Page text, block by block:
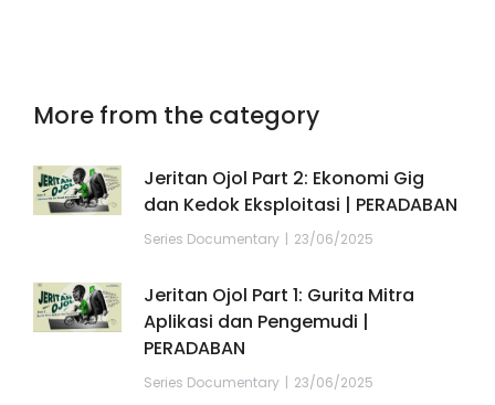
More from the category
Jeritan Ojol Part 2: Ekonomi Gig
dan Kedok Eksploitasi | PERADABAN
Series Documentary 23/06/2025
Jeritan Ojol Part 1: Gurita Mitra
Aplikasi dan Pengemudi |
PERADABAN
Series Documentary 23/06/2025